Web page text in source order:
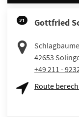
21 Gottfried
42653
+49 211 -
Route